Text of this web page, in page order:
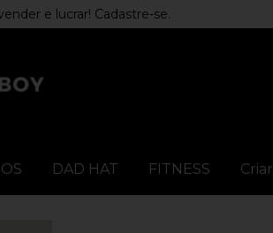
e lucrar! Cadastre-se.
DAD HAT FITNESS